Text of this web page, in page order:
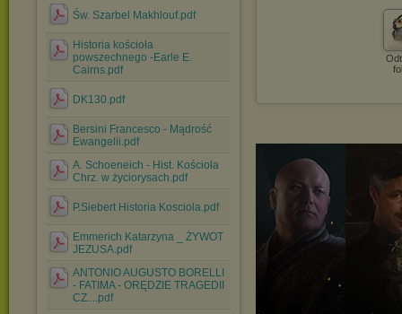
Św. Szarbel Makhlouf.pdf
Historia kościoła
powszechnego -Earle E.
Cairns.pdf
DK130.pdf
Bersini Francesco - Mądrość
Ewangelii.pdf
A. Schoeneich - Hist. Kościoła
Chrz. w życiorysach.pdf
P.Siebert Historia Kosciola.pdf
Emmerich Katarzyna _ ŻYWOT
JEZUSA.pdf
ANTONIO AUGUSTO BORELLI
- FATIMA - ORĘDZIE TRAGEDII
CZ....pdf